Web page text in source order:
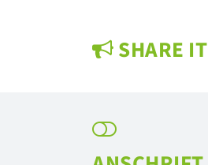
SHARE IT